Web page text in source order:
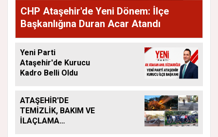
CHP Ataşehir'de Yeni Dönem: İlçe
Başkanlığına Duran Acar Atandı
Yeni Parti
Ataşehir'de Kurucu
Kadro Belli Oldu
ATAŞEHİR'DE
TEMİZLİK, BAKIM VE
İLAÇLAMA